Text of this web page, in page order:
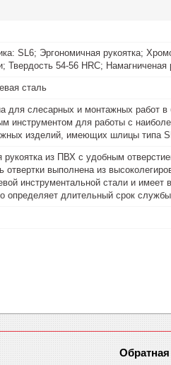
SL6; Эргономичная рукоятка;
Твердость 54-56 HRC; Намагниченая
сталь
для слесарных и монтажных работ в
инструментом для работы с
изделий, имеющих шлицы типа SL
рукоятка из ПВХ с удобным
отвертки выполнена из
инструментальной стали и имеет
определяет длительный срок службы